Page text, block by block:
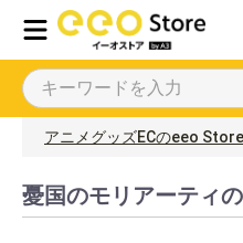
アニメグッズECのeeo
憂国のモリアーティ